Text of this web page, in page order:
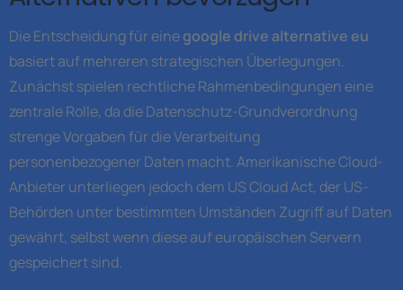
Die Entscheidung für einegoogle drive alternative eu
basiert auf mehreren strategischen Überlegungen.
Zunächst spielen rechtliche Rahmenbedingungen eine
zentrale Rolle, da die Datenschutz-Grundverordnung
strenge Vorgaben für die Verarbeitung
personenbezogener Daten macht. Amerikanische Cloud-
Anbieter unterliegen jedoch dem US Cloud Act, der US-
Behörden unter bestimmten Umständen Zugriff auf Daten
gewährt, selbst wenn diese auf europäischen Servern
gespeichert sind.